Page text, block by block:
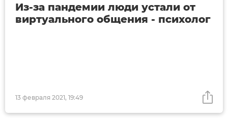
13 февраля 2021, 19:49
Из-за пандемии люди устали от
виртуального общения - психолог